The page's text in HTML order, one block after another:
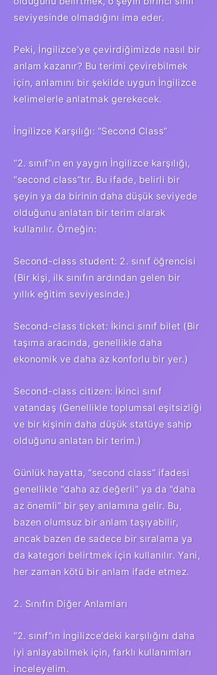
seviyesinde olmadığını ima eder.
Peki, İngilizce’ye çevirdiğimizde nasıl bir
anlam kazanır? Bu terimi çevirebilmek
için, anlamını bir şekilde uygun İngilizce
kelimelerle anlatmak gerekecek.
İngilizce Karşılığı: “Second Class”
“2. sınıf”ın en yaygın İngilizce karşılığı,
“second class”tır. Bu ifade, belirli bir
şeyin ya da birinin daha düşük seviyede
olduğunu anlatan bir terim olarak
kullanılır. Örneğin:
Second-class student: 2. sınıf öğrencisi
(Bir kişi, ilk sınıfın ardından gelen bir
yıllık eğitim seviyesinde.)
Second-class ticket: İkinci sınıf bilet (Bir
taşıma aracında, genellikle daha
ekonomik ve daha az konforlu bir yer.)
Second-class citizen: İkinci sınıf
vatandaş (Genellikle toplumsal eşitsizliği
ve bir kişinin daha düşük statüye sahip
olduğunu anlatan bir terim.)
Günlük hayatta, “second class” ifadesi
genellikle “daha az değerli” ya da “daha
az önemli” bir şey anlamına gelir. Bu,
bazen olumsuz bir anlam taşıyabilir,
ancak bazen de sadece bir sıralama ya
da kategori belirtmek için kullanılır. Yani,
her zaman kötü bir anlam ifade etmez.
2. Sınıfın Diğer Anlamları
“2. sınıf”ın İngilizce’deki karşılığını daha
iyi anlayabilmek için, farklı kullanımları
inceleyelim.